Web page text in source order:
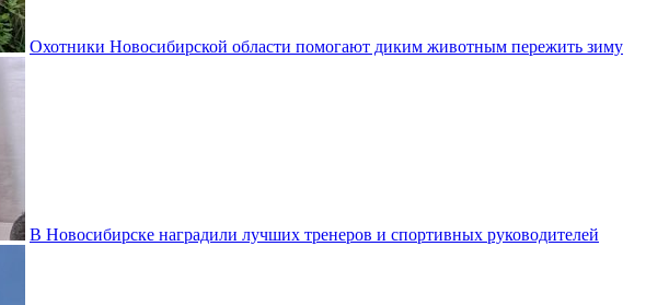
Охотники Новосибирской области помогают диким животным пережить зиму
В Новосибирске наградили лучших тренеров и спортивных руководителей